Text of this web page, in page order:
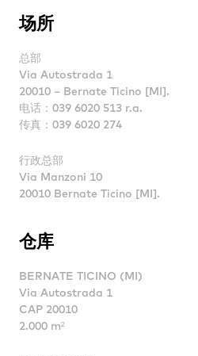
场所
总部
Via Autostrada 1
20010 – Bernate Ticino [MI].
电话：039 6020 513 r.a.
传真：039 6020 274
行政总部
Via Manzoni 10
20010 Bernate Ticino [MI].
仓库
BERNATE TICINO (MI)
Via Autostrada 1
CAP 20010
2.000 m²